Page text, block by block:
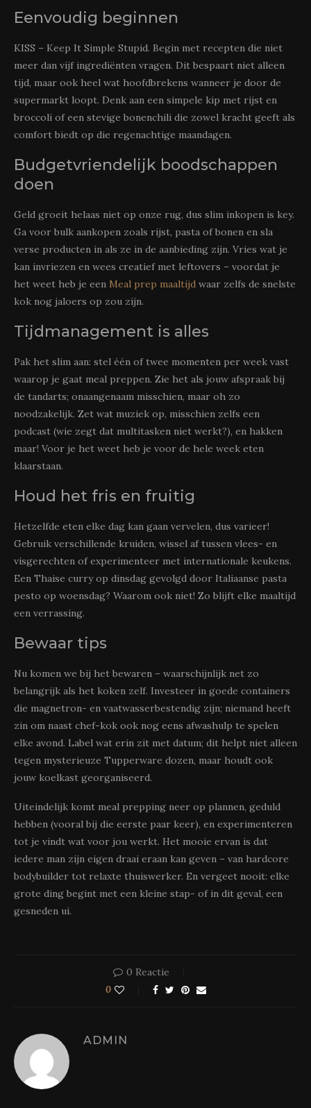
Eenvoudig beginnen
KISS – Keep It Simple Stupid. Begin met recepten die niet
meer dan vijf ingrediënten vragen. Dit bespaart niet alleen
tijd, maar ook heel wat hoofdbrekens wanneer je door de
supermarkt loopt. Denk aan een simpele kip met rijst en
broccoli of een stevige bonenchili die zowel kracht geeft als
comfort biedt op die regenachtige maandagen.
Budgetvriendelijk boodschappen
doen
Geld groeit helaas niet op onze rug, dus slim inkopen is key.
Ga voor bulk aankopen zoals rijst, pasta of bonen en sla
verse producten in als ze in de aanbieding zijn. Vries wat je
kan invriezen en wees creatief met leftovers – voordat je
het weet heb je een Meal prep maaltijd waar zelfs de snelste
kok nog jaloers op zou zijn.
Tijdmanagement is alles
Pak het slim aan: stel één of twee momenten per week vast
waarop je gaat meal preppen. Zie het als jouw afspraak bij
de tandarts; onaangenaam misschien, maar oh zo
noodzakelijk. Zet wat muziek op, misschien zelfs een
podcast (wie zegt dat multitasken niet werkt?), en hakken
maar! Voor je het weet heb je voor de hele week eten
klaarstaan.
Houd het fris en fruitig
Hetzelfde eten elke dag kan gaan vervelen, dus varieer!
Gebruik verschillende kruiden, wissel af tussen vlees- en
visgerechten of experimenteer met internationale keukens.
Een Thaise curry op dinsdag gevolgd door Italiaanse pasta
pesto op woensdag? Waarom ook niet! Zo blijft elke maaltijd
een verrassing.
Bewaar tips
Nu komen we bij het bewaren – waarschijnlijk net zo
belangrijk als het koken zelf. Investeer in goede containers
die magnetron- en vaatwasserbestendig zijn; niemand heeft
zin om naast chef-kok ook nog eens afwashulp te spelen
elke avond. Label wat erin zit met datum; dit helpt niet alleen
tegen mysterieuze Tupperware dozen, maar houdt ook
jouw koelkast georganiseerd.
Uiteindelijk komt meal prepping neer op plannen, geduld
hebben (vooral bij die eerste paar keer), en experimenteren
tot je vindt wat voor jou werkt. Het mooie ervan is dat
iedere man zijn eigen draai eraan kan geven – van hardcore
bodybuilder tot relaxte thuiswerker. En vergeet nooit: elke
grote ding begint met een kleine stap- of in dit geval, een
gesneden ui.
0 Reactie
0
ADMIN